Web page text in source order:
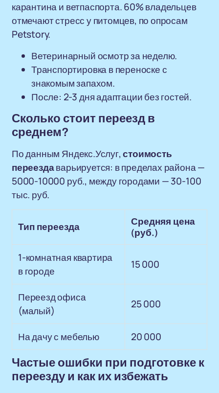
карантина и ветпаспорта. 60% владельцев
отмечают стресс у питомцев, по опросам
Petstory.
Ветеринарный осмотр за неделю.
Транспортировка в переноске с
знакомым запахом.
После: 2-3 дня адаптации без гостей.
Сколько стоит переезд в
среднем?
По данным Яндекс.Услуг,стоимость
переездаварьируется: в пределах района —
5000-10000 руб., между городами — 30-100
тыс. руб.
Тип переезда
Средняя цена
(руб.)
1-комнатная квартира
в городе
15 000
Переезд офиса
(малый)
25 000
На дачу с мебелью 20 000
Частые ошибки при подготовке к
переезду и как их избежать